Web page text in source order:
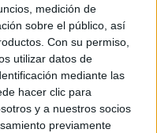
medición de
sobre el público, así
Con su permiso,
utilizar datos de
mediante las
hacer clic para
y a nuestros socios
previamente
Privacy and Cookies